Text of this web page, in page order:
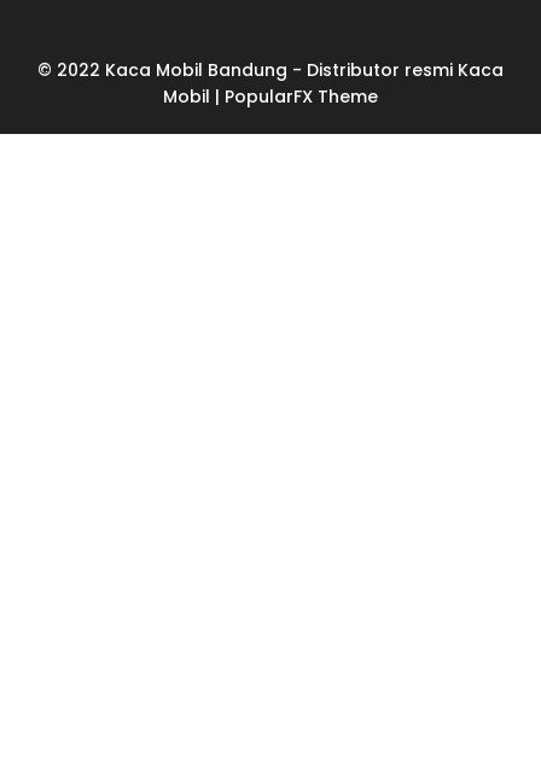
© 2022 Kaca Mobil Bandung - Distributor resmi Kaca
Mobil | PopularFX Theme